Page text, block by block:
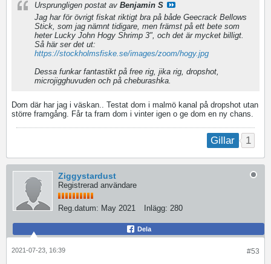
Ursprungligen postat av Benjamin S
Jag har för övrigt fiskat riktigt bra på både Geecrack Bellows
Stick, som jag nämnt tidigare, men främst på ett bete som
heter Lucky John Hogy Shrimp 3", och det är mycket billigt.
Så här ser det ut:
https://stockholmsfiske.se/images/zoom/hogy.jpg
Dessa funkar fantastikt på free rig, jika rig, dropshot,
microjigghuvuden och på cheburashka.
Dom där har jag i väskan.. Testat dom i malmö kanal på dropshot utan
större framgång. Får ta fram dom i vinter igen o ge dom en ny chans.
Gillar 1
Ziggystardust
Registrerad användare
Reg.datum: May 2021 Inlägg: 280
Dela
#53
2021-07-23, 16:39